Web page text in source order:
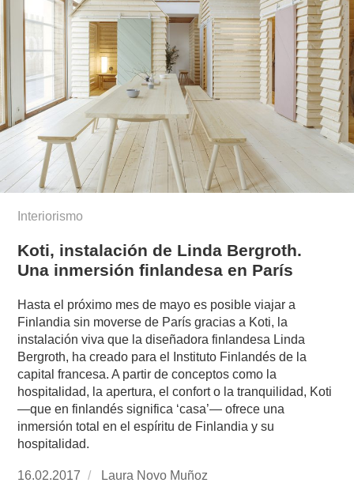
Interiorismo
Koti, instalación de Linda Bergroth.
Una inmersión finlandesa en París
Hasta el próximo mes de mayo es posible viajar a
Finlandia sin moverse de París gracias a Koti, la
instalación viva que la diseñadora finlandesa Linda
Bergroth, ha creado para el Instituto Finlandés de la
capital francesa. A partir de conceptos como la
hospitalidad, la apertura, el confort o la tranquilidad, Koti
—que en finlandés significa ‘casa’— ofrece una
inmersión total en el espíritu de Finlandia y su
hospitalidad.
Publicado
16.02.2017
https://www.experimenta.es/author/laura-
Laura Novo Muñoz